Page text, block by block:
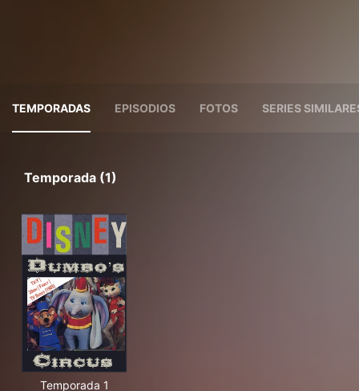
TEMPORADAS EPISODIOS FOTOS SERIES
Temporada (1)
Temporada 1